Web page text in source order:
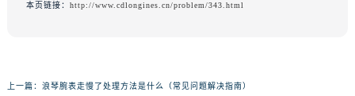
本页链接： http://www.cdlongines.cn/problem/343.html
上一篇： 浪琴腕表走慢了处理方法是什么（常见问题解决指南）